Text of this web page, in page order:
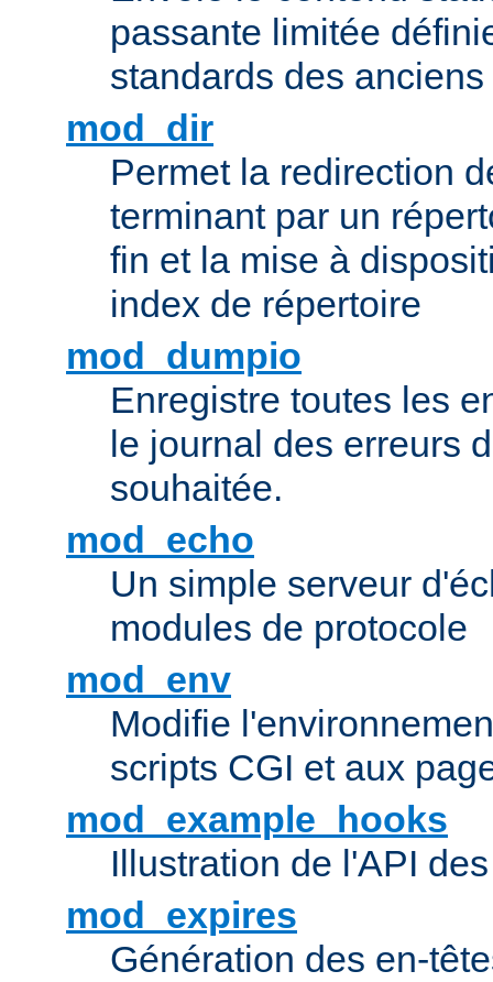
passante limitée
standards des
mod_dir
Permet la redirection
terminant par un
fin et la mise à
index de répertoire
mod_dumpio
Enregistre toutes les
le journal des erreurs
souhaitée.
mod_echo
Un simple serveur
modules de protocole
mod_env
Modifie
scripts CGI et aux
mod_example_hooks
Illustration de l'API
mod_expires
Génération des en-